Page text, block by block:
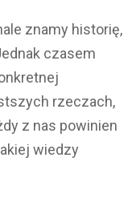
znamy historię,
czasem
rzeczach,
z nas powinien
wiedzy